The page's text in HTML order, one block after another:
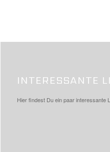
INTERESSANTE
Hier findest Du ein paar interessante